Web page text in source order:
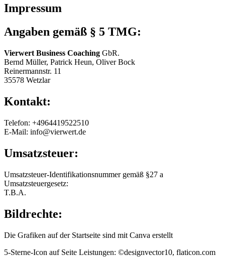
Impressum
Angaben gemäß § 5 TMG:
Vierwert Business Coaching GbR.
Bernd Müller, Patrick Heun, Oliver Bock
Reinermannstr. 11
35578 Wetzlar
Kontakt:
Telefon: +4964419522510
E-Mail: info@vierwert.de
Umsatzsteuer:
Umsatzsteuer-Identifikationsnummer gemäß §27 a
Umsatzsteuergesetz:
T.B.A.
Bildrechte:
Die Grafiken auf der Startseite sind mit Canva erstellt
5-Sterne-Icon auf Seite Leistungen: ©designvector10, flaticon.com